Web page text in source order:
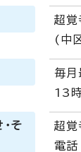
超覚
(中
毎月
13
そ
超
電